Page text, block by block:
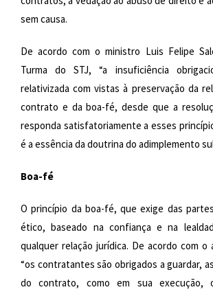
sem causa.
De acordo com o ministro Luis Felipe
Turma do STJ, “a insuficiência
relativizada com vistas à preservação da
contrato e da boa-fé, desde que a
responda satisfatoriamente a esses
é a essência da doutrina do adimplemento
Boa-fé
O princípio da boa-fé, que exige das
ético, baseado na confiança e na
qualquer relação jurídica. De acordo com o
“os contratantes são obrigados a guardar,
do contrato, como em sua execução,